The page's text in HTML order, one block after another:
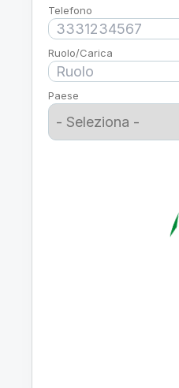
Telefono
Ruolo/Carica
Paese